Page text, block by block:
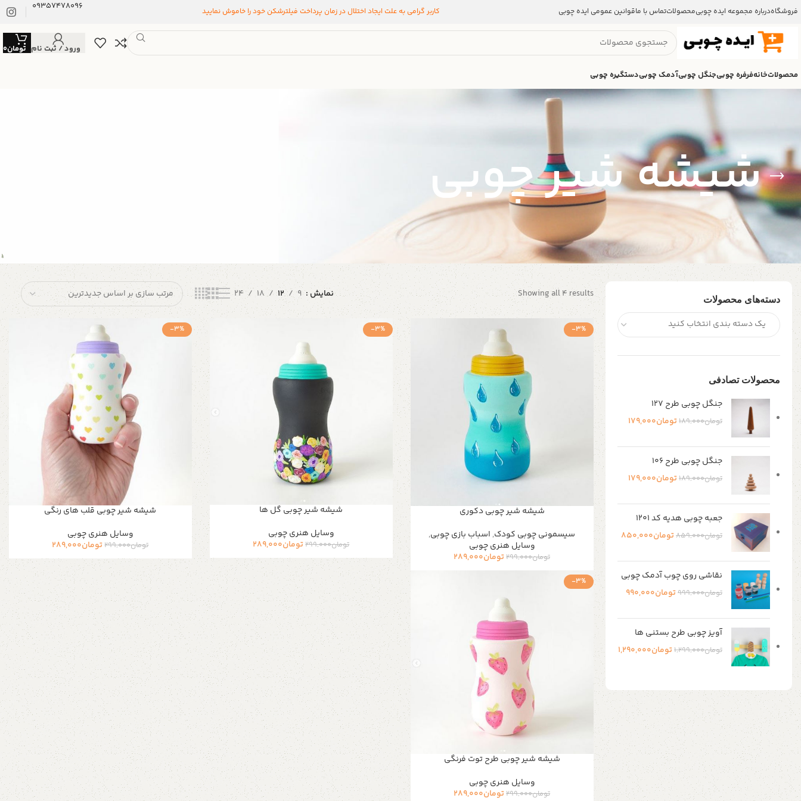
فروشگاهدرباره مجموعه ایده چوبیمحصولاتتماس با ماقوانین عمومی ایده چوبی کاربر گرامی به علت ایجاد اختلال در زمان پرداخت فیلترشکن خود را خاموش نمایید 09357478096
ورود / ثبت نام تومان0
محصولاتخانهفرفره چوبیجنگل چوبیآدمک چوبیدستگیره چوبی
شیشه شیر چوبی
دسته‌های محصولات
یک دسته بندی انتخاب کنید
محصولات تصادفی
جنگل چوبی طرح 127
تومان189,000تومان179,000
جنگل چوبی طرح 106
تومان189,000تومان179,000
جعبه چوبی هدیه کد ۱۲۰۱
تومان859,000تومان850,000
نقاشی روی چوب آدمک چوبی
تومان999,000تومان990,000
آویز چوبی طرح بستنی ها
تومان1,299,000تومان1,290,000
Shop Now
Showing all 4 results نمایش 9
12
18
24
-3%
شیشه شیر چوبی دکوری
سیسمونی چوبی کودک, اسباب بازی چوبی,
وسایل هنری چوبی
تومان299,000تومان289,000
-3%
شیشه شیر چوبی گل ها
وسایل هنری چوبی
تومان299,000تومان289,000
-3%
شیشه شیر چوبی قلب های رنگی
وسایل هنری چوبی
تومان299,000تومان289,000
-3%
شیشه شیر چوبی طرح توت فرنگی
وسایل هنری چوبی
تومان299,000تومان289,000